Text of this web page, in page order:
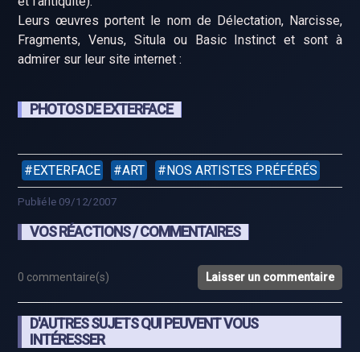
Leurs œuvres portent le nom de Délectation, Narcisse,
Fragments, Venus, Situla ou Basic Instinct et sont à
admirer sur leur site internet :
PHOTOS DE EXTERFACE
EXTERFACE ART NOS ARTISTES PRÉFÉRÉS
Publié le 09/12/2007
VOS RÉACTIONS / COMMENTAIRES
0 commentaire(s) Laisser un commentaire
D'AUTRES SUJETS QUI PEUVENT VOUS
INTÉRESSER